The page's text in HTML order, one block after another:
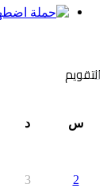
التقويم
س د
2
3